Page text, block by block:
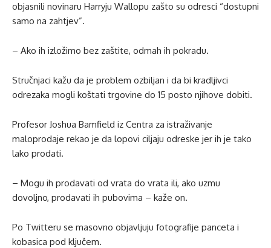
objasnili novinaru Harryju Wallopu zašto su odresci “dostupni
samo na zahtjev”.
– Ako ih izložimo bez zaštite, odmah ih pokradu.
Stručnjaci kažu da je problem ozbiljan i da bi kradljivci
odrezaka mogli koštati trgovine do 15 posto njihove dobiti.
Profesor Joshua Bamfield iz Centra za istraživanje
maloprodaje rekao je da lopovi ciljaju odreske jer ih je tako
lako prodati.
– Mogu ih prodavati od vrata do vrata ili, ako uzmu
dovoljno, prodavati ih pubovima – kaže on.
Po Twitteru se masovno objavljuju fotografije panceta i
kobasica pod ključem.